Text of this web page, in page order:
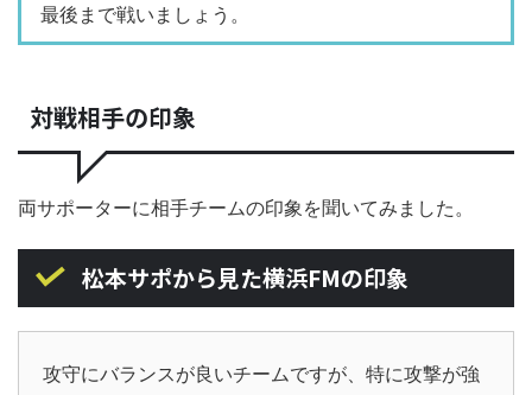
最後まで戦いましょう。
対戦相手の印象
両サポーターに相手チームの印象を聞いてみました。
松本サポから見た横浜FMの印象
攻守にバランスが良いチームですが、特に攻撃が強